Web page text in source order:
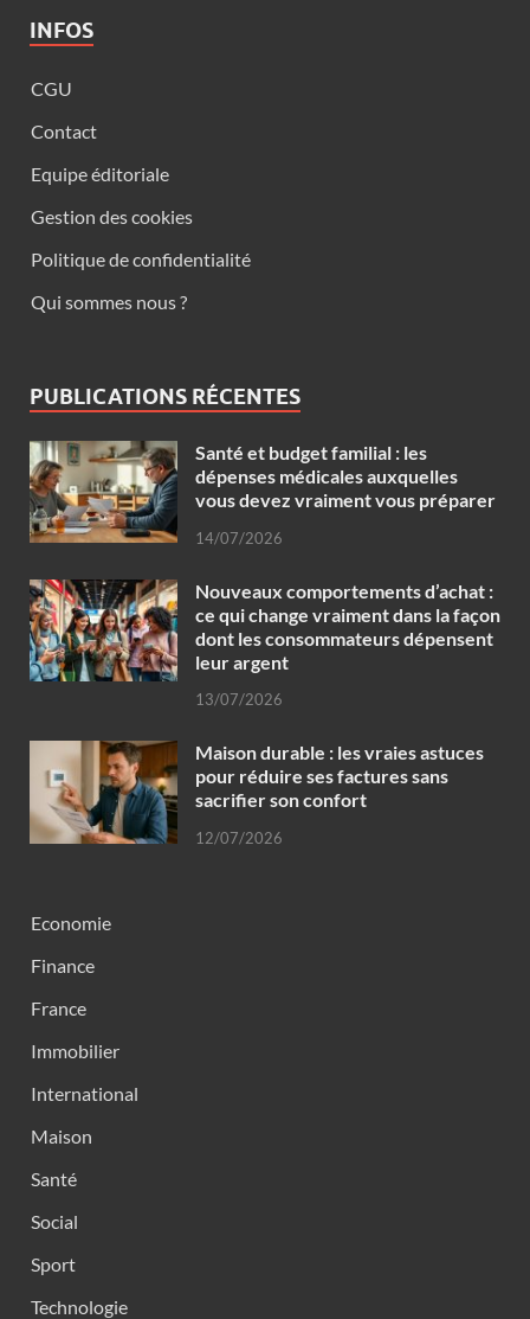
INFOS
CGU
Contact
Equipe éditoriale
Gestion des cookies
Politique de confidentialité
Qui sommes nous ?
PUBLICATIONS RÉCENTES
Santé et budget familial : les
dépenses médicales auxquelles
vous devez vraiment vous préparer
14/07/2026
Nouveaux comportements d’achat :
ce qui change vraiment dans la façon
dont les consommateurs dépensent
leur argent
13/07/2026
Maison durable : les vraies astuces
pour réduire ses factures sans
sacrifier son confort
12/07/2026
Economie
Finance
France
Immobilier
International
Maison
Santé
Social
Sport
Technologie